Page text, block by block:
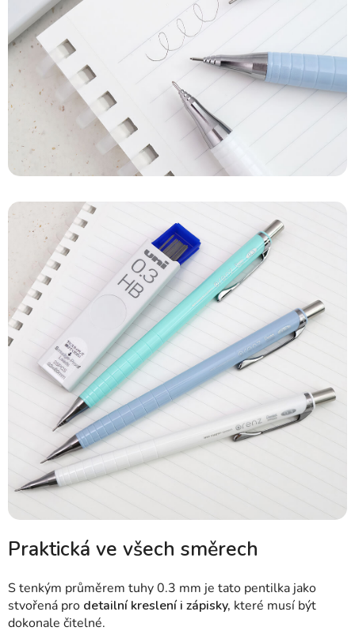
Praktická ve všech směrech
S tenkým průměrem tuhy 0.3 mm je tato pentilka jako
stvořená pro detailní kreslení i zápisky, které musí být
dokonale čitelné.